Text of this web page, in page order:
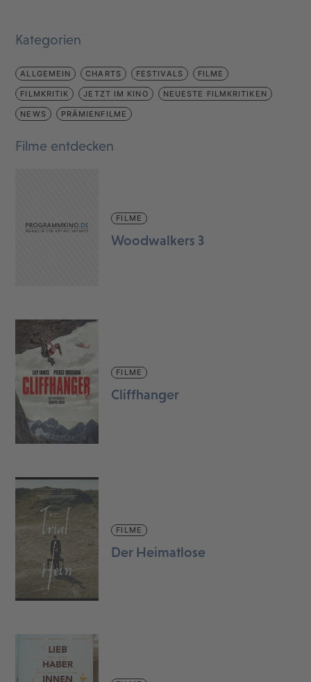
Kategorien
ALLGEMEIN CHARTS FESTIVALS FILME
FILMKRITIK JETZT IM KINO NEUESTE FILMKRITIKEN
NEWS PRÄMIENFILME
Filme entdecken
FILME
Woodwalkers 3
FILME
Cliffhanger
FILME
Der Heimatlose